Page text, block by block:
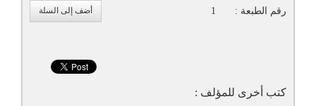
أضف إلى السلة
رقم الطبعة :
1
كتب أخرى للمؤلف :